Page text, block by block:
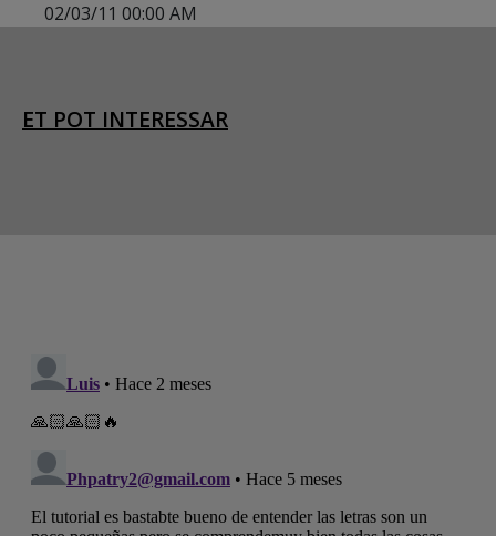
02/03/11 00:00 AM
ET POT INTERESSAR